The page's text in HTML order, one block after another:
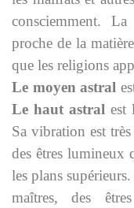
consciemment.
proche de la
que les religions
Le moyen astral
Le haut astral est
Sa vibration est
des êtres lumineux
les plans
maîtres, des